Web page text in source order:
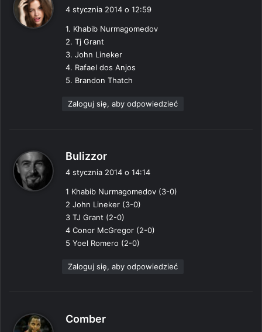
z
e
:
4 stycznia 2014 o 12:59
1. Khabib Nurmagomedov
2. Tj Grant
3. John Lineker
4. Rafael dos Anjos
5. Brandon Thatch
Zaloguj się, aby odpowiedzieć
Bulizzor
z
e
:
4 stycznia 2014 o 14:14
1 Khabib Nurmagomedov (3-0)
2 John Lineker (3-0)
3 TJ Grant (2-0)
4 Conor McGregor (2-0)
5 Yoel Romero (2-0)
Zaloguj się, aby odpowiedzieć
Comber